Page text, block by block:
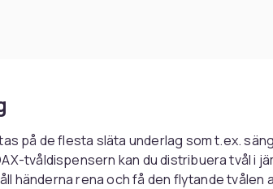
på de flesta släta underlag som t.ex.
tvåldispensern kan du distribuera tvål i
händerna rena och få den flytande tvålen